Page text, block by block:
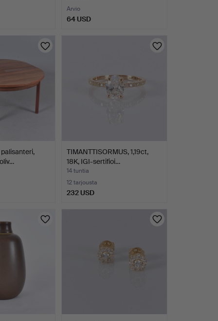
Arvio
64 USD
palisanteri,
TIMANTTISORMUS, 1,19ct,
18K, IGI-sertifioi…
14 tuntia
12 tarjousta
232 USD